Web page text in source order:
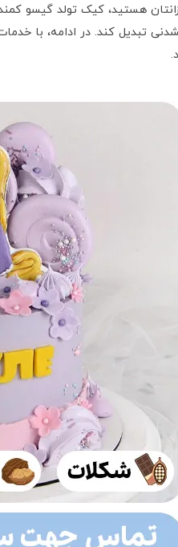
هستید، کیک تولد گیسو
تبدیل کند. در ادامه، با